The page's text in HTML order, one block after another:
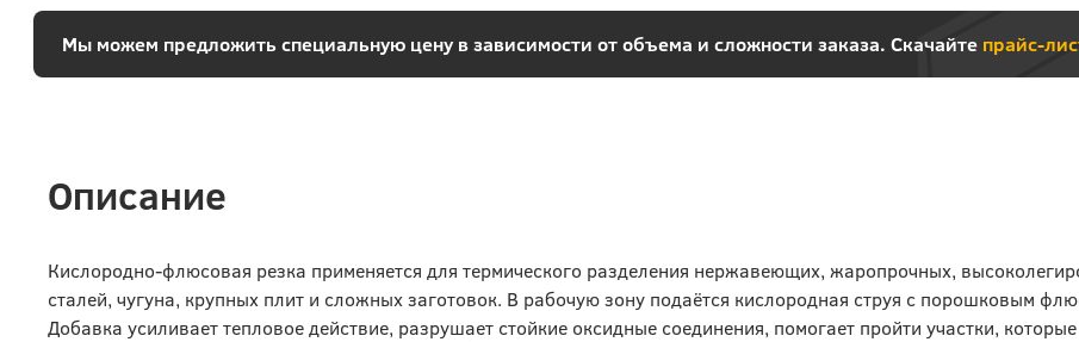
Мы можем предложить специальную цену в зависимости от объема и сложности заказа. Скачайте прайс-
Описание
Кислородно-флюсовая резка применяется для термического разделения нержавеющих, жаропрочных,
сталей, чугуна, крупных плит и сложных заготовок. В рабочую зону подаётся кислородная струя с порошковым
Добавка усиливает тепловое действие, разрушает стойкие оксидные соединения, помогает пройти участки,